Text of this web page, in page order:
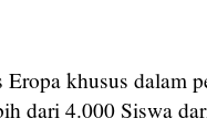
khusus dalam
dari 4.000 Siswa